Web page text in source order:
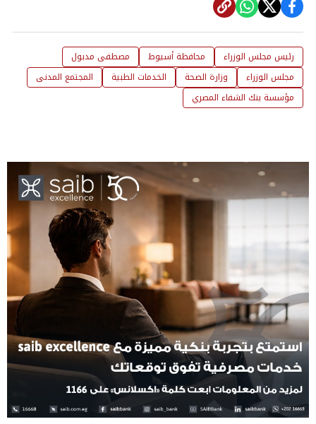
رئيس مجلس الوزراء محافظة أسيوط
مصطفى مدبول
مجلس الوزراء
وزارة الصحة الخدمات الطبية
المجتمع المدنى
مؤسسة بنك الشفاء المصري